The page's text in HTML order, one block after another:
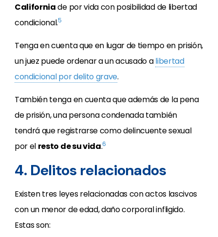
Californiade por vida con posibilidad de libertad
condicional.5
Tenga en cuenta que en lugar de tiempo en prisión,
un juez puede ordenar a un acusado alibertad
condicional por delito grave.
También tenga en cuenta que además de la pena
de prisión, una persona condenada también
tendrá que registrarse como delincuente sexual
por el resto de su vida.6
4. Delitos relacionados
Existen tres leyes relacionadas con actos lascivos
con un menor de edad, daño corporal infligido.
Estas son: